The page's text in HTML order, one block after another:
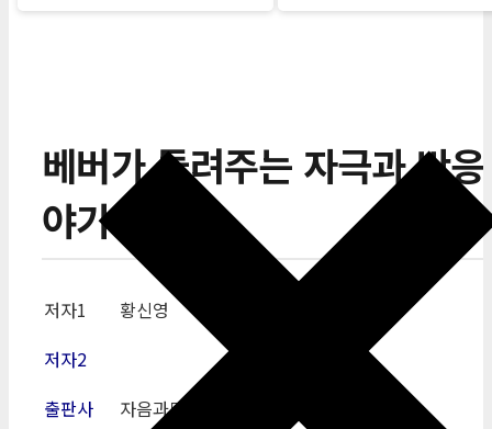
베버가 들려주는 자극과 반
야기
저자1
황신영
저자2
출판사
자음과모음